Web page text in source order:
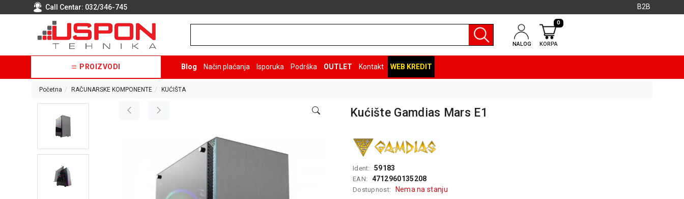
Call Centar: 032/346-745 B2B
NALOG KORPA
0
PROIZVODI Blog Način plaćanja Isporuka Podrška OUTLET Kontakt WEB KREDIT
Početna RAČUNARSKE KOMPONENTE KUĆIŠTA
Kućište Gamdias Mars E1
Ident: 59183
EAN: 4712960135208
Dostupnost: Nema na stanju